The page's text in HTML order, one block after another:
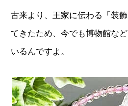
古来より、王家に伝わる「装
てきたため、今でも博物館な
いるんですよ。